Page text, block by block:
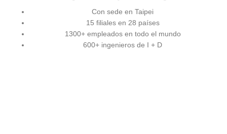
Con sede en Taipei
15 filiales en 28 países
1300+ empleados en todo el mundo
600+ ingenieros de I + D